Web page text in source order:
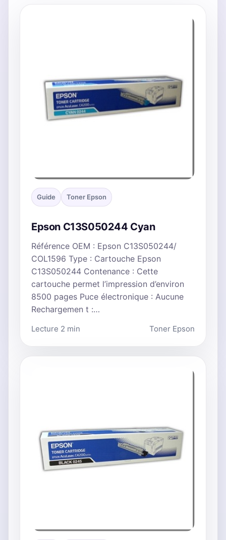
Guide Toner Epson
Epson C13S050244 Cyan
Référence OEM : Epson C13S050244/
COL1596 Type : Cartouche Epson
C13S050244 Contenance : Cette
cartouche permet l’impression d’environ
8500 pages Puce électronique : Aucune
Rechargemen t :…
Lecture 2 min Toner Epson